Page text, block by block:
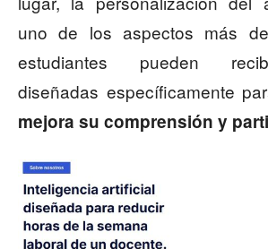
uno de los aspectos más
estudiantes pueden
diseñadas específicamente
mejora su comprensión y